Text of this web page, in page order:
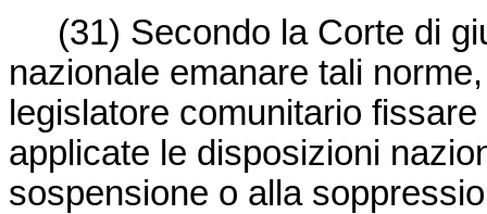
(31) Secondo la Corte di
nazionale emanare tali
legislatore comunitario
applicate le disposizioni
sospensione o alla